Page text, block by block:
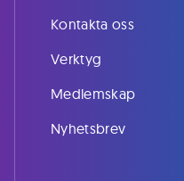
Kontakta oss
Verktyg
Medlemskap
Nyhetsbrev